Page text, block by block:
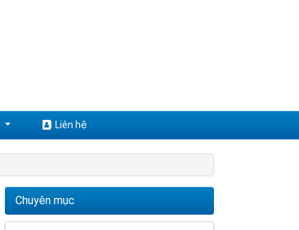
Liên hệ
Chuyên mục